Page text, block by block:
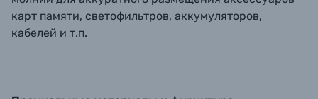
карт памяти, светофильтров, аккумуляторов,
кабелей и т.п.